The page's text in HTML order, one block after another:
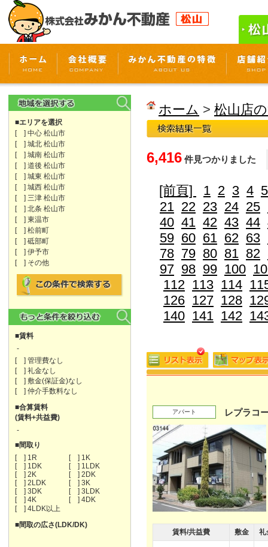
■エリアを選択
[ ] 中心 松山市
[ ] 城北 松山市
[ ] 城南 松山市
[ ] 道後 松山市
[ ] 城東 松山市
[ ] 城西 松山市
[ ] 三津 松山市
[ ] 北条 松山市
[ ] 東温市
[ ] 松前町
[ ] 砥部町
[ ] 伊予市
[ ] その他
■賃料
-
[ ] 管理費なし
[ ] 礼金なし
[ ] 敷金(保証金)なし
[ ] 仲介手数料なし
■合算賃料
(賃料+共益費)
-
■間取り
[ ] 1R
[ ] 1K
[ ] 1DK
[ ] 1LDK
[ ] 2K
[ ] 2DK
[ ] 2LDK
[ ] 3K
[ ] 3DK
[ ] 3LDK
[ ] 4K
[ ] 4DK
[ ] 4LDK以上
■間取の広さ(LDK/DK)
ホーム > 松山店
6,416 件見つかりました
[前頁] 1 2 3 4 5
21 22 23 24 25
40 41 42 43 44
59 60 61 62 63
78 79 80 81 82
97 98 99 100
112 113 114
126 127 128
140 141 142
アパート レプラコ
賃料/共益費 敷金 礼